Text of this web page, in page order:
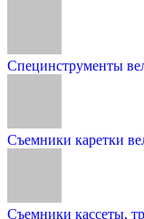
Специнструменты
Съемники каретки
Съемники кассеты,